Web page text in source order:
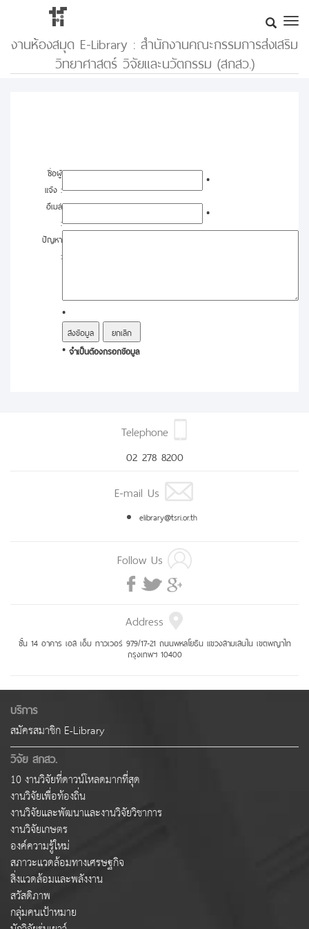
งานห้องสมุด E-Library : สำนักงานคณะกรรมการส่งเสริม
วิทยาศาสตร์ วิจัยและนวัตกรรม (สกสว.)
ชื่อผู้
แจ้ง :
*
อีเมล์
:
*
ปัญหา
:
*
* จำเป็นต้องกรอกข้อมูล
Telephone
02 278 8200
E-mail Us
elibrary@tsri.or.th
Follow Us
Address
ชั้น 14 อาคาร เอส เอ็ม ทาวเวอร์ 979/17-21 ถนนพหลโยธิน แขวงสามเสนใน เขตพญาไท
กรุงเทพฯ 10400
บริการ
สมัครสมาชิก E-Library
วิจัย สกสว.
10 งานวิจัยที่ดาวน์โหลดมากที่สุด
งานวิจัยเพื่อท้องถิ่น
งานวิจัยและพัฒนาและงานวิจัยวิชาการ
งานวิจัยเกษตร
องค์ความรู้ใหม่
สภาวะแวดล้อมทางเศรษฐกิจ
สิ่งแวดล้อมและพลังงาน
สวัสดิภาพ
กลุ่มคนเป้าหมาย